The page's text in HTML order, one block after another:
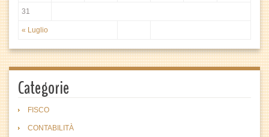
« Luglio
31
Categorie
FISCO
CONTABILITÀ